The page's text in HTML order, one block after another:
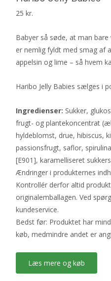
25 kr.
Babyer så søde, at man
er nemlig fyldt med smag
appelsin og lime – så hvem
Haribo Jelly Babies sælges i
Ingredienser: Sukker,
frugt- og plantekoncentrat
hyldeblomst, drue, hibiscus,
passionsfrugt, saflor,
[E901], karamelliseret
Ændringer i produkternes
Kontrollér derfor altid
originalemballagen. Ved
kundeservice.
Bedst før: Produktet har
køb, medmindre andet er
Læs mere og køb